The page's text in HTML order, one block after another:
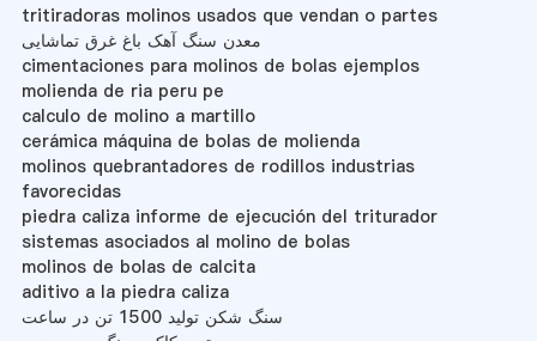
tritiradoras molinos usados que vendan o partes
معدن سنگ آهک باغ غرق تماشایی
cimentaciones para molinos de bolas ejemplos
molienda de ria peru pe
calculo de molino a martillo
cerámica máquina de bolas de molienda
molinos quebrantadores de rodillos industrias
favorecidas
piedra caliza informe de ejecución del triturador
sistemas asociados al molino de bolas
molinos de bolas de calcita
aditivo a la piedra caliza
سنگ شکن تولید 1500 تن در ساعت